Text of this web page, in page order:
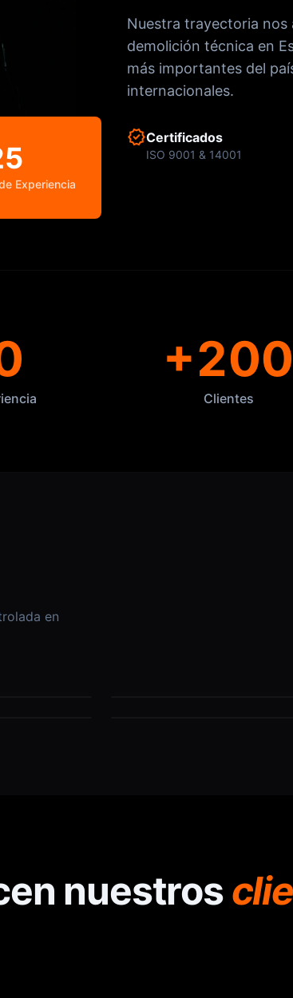
Experiencia
Nuestra trayectoria nos
demolición técnica en
más importantes del
internacionales.
verifiedCertificados
ISO 9001 & 14001
+200
Clientes
en
de
nuestros